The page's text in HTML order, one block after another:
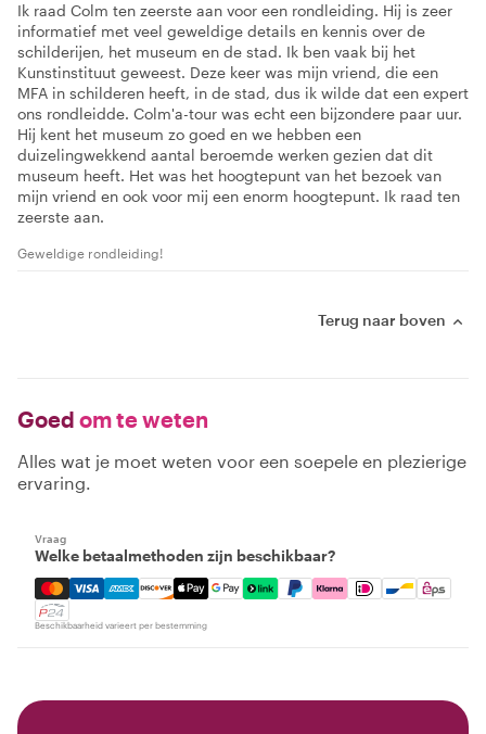
Ik raad Colm ten zeerste aan voor een rondleiding. Hij is zeer
informatief met veel geweldige details en kennis over de
schilderijen, het museum en de stad. Ik ben vaak bij het
Kunstinstituut geweest. Deze keer was mijn vriend, die een
MFA in schilderen heeft, in de stad, dus ik wilde dat een expert
ons rondleidde. Colm'a-tour was echt een bijzondere paar uur.
Hij kent het museum zo goed en we hebben een
duizelingwekkend aantal beroemde werken gezien dat dit
museum heeft. Het was het hoogtepunt van het bezoek van
mijn vriend en ook voor mij een enorm hoogtepunt. Ik raad ten
zeerste aan.
Geweldige rondleiding!
Terug naar boven
Goed om te weten
Alles wat je moet weten voor een soepele en plezierige
ervaring.
Vraag
Welke betaalmethoden zijn beschikbaar?
Mastercard, Visa, Amex, Discover, Apple Pay, Google
Beschikbaarheid varieert per bestemming